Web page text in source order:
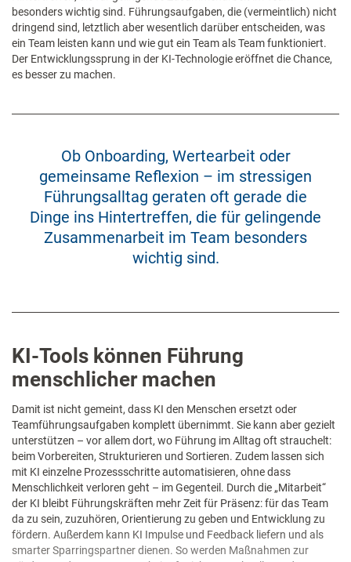
besonders wichtig sind. Führungsaufgaben, die (vermeintlich) nicht
dringend sind, letztlich aber wesentlich darüber entscheiden, was
ein Team leisten kann und wie gut ein Team als Team funktioniert.
Der Entwicklungssprung in der KI-Technologie eröffnet die Chance,
es besser zu machen.
Ob Onboarding, Wertearbeit oder
gemeinsame Reflexion – im stressigen
Führungsalltag geraten oft gerade die
Dinge ins Hintertreffen, die für gelingende
Zusammenarbeit im Team besonders
wichtig sind.
KI-Tools können Führung
menschlicher machen
Damit ist nicht gemeint, dass KI den Menschen ersetzt oder
Teamführungsaufgaben komplett übernimmt. Sie kann aber gezielt
unterstützen – vor allem dort, wo Führung im Alltag oft strauchelt:
beim Vorbereiten, Strukturieren und Sortieren. Zudem lassen sich
mit KI einzelne Prozessschritte automatisieren, ohne dass
Menschlichkeit verloren geht – im Gegenteil. Durch die „Mitarbeit“
der KI bleibt Führungskräften mehr Zeit für Präsenz: für das Team
da zu sein, zuzuhören, Orientierung zu geben und Entwicklung zu
fördern. Außerdem kann KI Impulse und Feedback liefern und als
smarter Sparringspartner dienen. So werden Maßnahmen zur